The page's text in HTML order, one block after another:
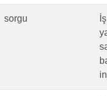
sorgu